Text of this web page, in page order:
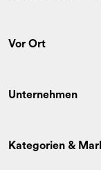
Vor Ort
Unternehmen
Kategorien &